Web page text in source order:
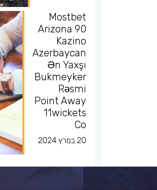
Mostbet
Arizona 90
Kazino
Azerbaycan
Ən Yaxşı
Bukmeyker
Rəsmi
Point Away
11wickets
Co
20 במרץ 2024